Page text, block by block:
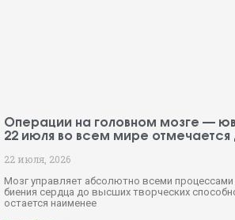
Операции на головном мозге —
22 июля во всем мире отмечается
22 июля, 2026
Мозг управляет абсолютно всеми
биения сердца до высших творческих
остается наименее